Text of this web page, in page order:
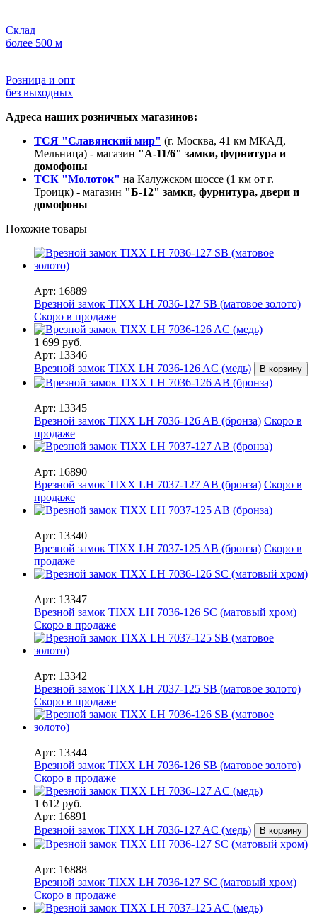
Склад
более 500 м
Розница и опт
без выходных
Адреса наших розничных магазинов:
ТСЯ "Славянский мир" (г. Москва, 41 км МКАД,
Мельница) - магазин "А-11/6" замки, фурнитура и
домофоны
ТСК "Молоток" на Калужском шоссе (1 км от г.
Троицк) - магазин "Б-12" замки, фурнитура, двери и
домофоны
Похожие товары
Арт: 16889
Врезной замок TIXX LH 7036-127 SB (матовое золото)
Скоро в продаже
1 699 руб.
Арт: 13346
Врезной замок TIXX LH 7036-126 AC (медь)
В корзину
Арт: 13345
Врезной замок TIXX LH 7036-126 AB (бронза) Скоро в
продаже
Арт: 16890
Врезной замок TIXX LH 7037-127 AB (бронза) Скоро в
продаже
Арт: 13340
Врезной замок TIXX LH 7037-125 AB (бронза) Скоро в
продаже
Арт: 13347
Врезной замок TIXX LH 7036-126 SC (матовый хром)
Скоро в продаже
Арт: 13342
Врезной замок TIXX LH 7037-125 SB (матовое золото)
Скоро в продаже
Арт: 13344
Врезной замок TIXX LH 7036-126 SB (матовое золото)
Скоро в продаже
1 612 руб.
Арт: 16891
Врезной замок TIXX LH 7036-127 AC (медь)
В корзину
Арт: 16888
Врезной замок TIXX LH 7036-127 SC (матовый хром)
Скоро в продаже